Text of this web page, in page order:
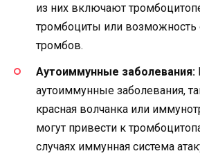
из них включают
тромбоциты или возможность
тромбов.
Аутоиммунные заболевания:
аутоиммунные заболевания,
красная волчанка или
могут привести к
случаях иммунная система